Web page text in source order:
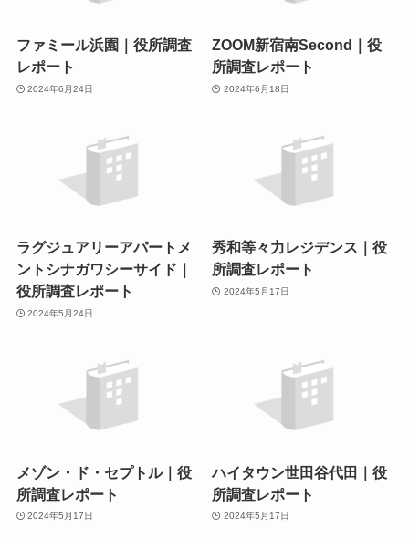
ファミール浜園｜役所調査
レポート
2024年6月24日
ZOOM新宿南Second｜役
所調査レポート
2024年6月18日
ラグジュアリーアパートメ
ントシナガワシーサイド｜
役所調査レポート
2024年5月24日
秀和等々力レジデンス｜役
所調査レポート
2024年5月17日
メゾン・ド・セプトル｜役
所調査レポート
2024年5月17日
ハイタウン世田谷代田｜役
所調査レポート
2024年5月17日